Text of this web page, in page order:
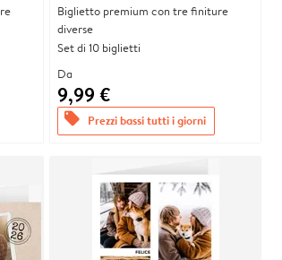
Biglietto premium con tre finiture
diverse
Set di 10 biglietti
Da
9,99 €
offers Prezzi bassi tutti i giorni